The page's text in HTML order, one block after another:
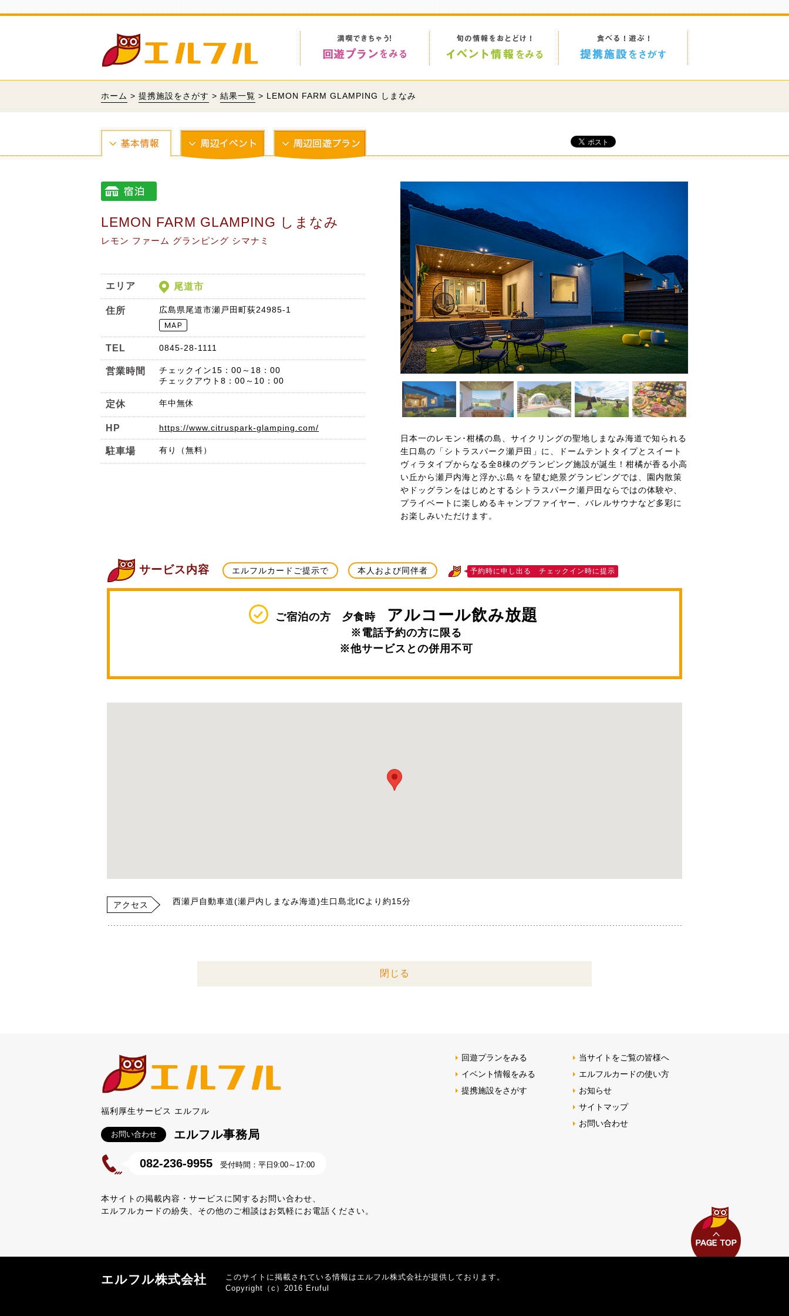
ホーム > 提携施設をさがす > 結果一覧 > LEMON FARM GLAMPING しまなみ
LEMON FARM GLAMPING しまなみ
レモン ファーム グランピング シマナミ
エリア 尾道市
住所 広島県尾道市瀬戸田町荻24985-1
TEL 0845-28-1111
営業時間
チェックイン15：00～18：00
チェックアウト8：00～10：00
定休 年中無休
HP https://www.citruspark-glamping.com/
駐車場 有り（無料）
日本一のレモン･柑橘の島、サイクリングの聖地しまなみ海道で知られる
生口島の「シトラスパーク瀬戸田」に、ドームテントタイプとスイート
ヴィラタイプからなる全8棟のグランピング施設が誕生！柑橘が香る小高
い丘から瀬戸内海と浮かぶ島々を望む絶景グランピングでは、園内散策
やドッグランをはじめとするシトラスパーク瀬戸田ならではの体験や、
プライベートに楽しめるキャンプファイヤー、バレルサウナなど多彩に
お楽しみいただけます。
サービス内容 エルフルカードご提示で 本人および同伴者 予約時に申し出る チェックイン時に提示
ご宿泊の方 夕食時 アルコール飲み放題
※電話予約の方に限る
※他サービスとの併用不可
アクセス 西瀬戸自動車道(瀬戸内しまなみ海道)生口島北ICより約15分
閉じる
福利厚生サービス エルフル
お問い合わせ エルフル事務局
082-236-9955 受付時間：平日9:00～17:00
本サイトの掲載内容・サービスに関するお問い合わせ、
エルフルカードの紛失、その他のご相談はお気軽にお電話ください。
回遊プランをみる
イベント情報をみる
提携施設をさがす
当サイトをご覧の皆様へ
エルフルカードの使い方
お知らせ
サイトマップ
お問い合わせ
エルフル株式会社
このサイトに掲載されている情報はエルフル株式会社が提供しております。
Copyright（c）2016 Eruful